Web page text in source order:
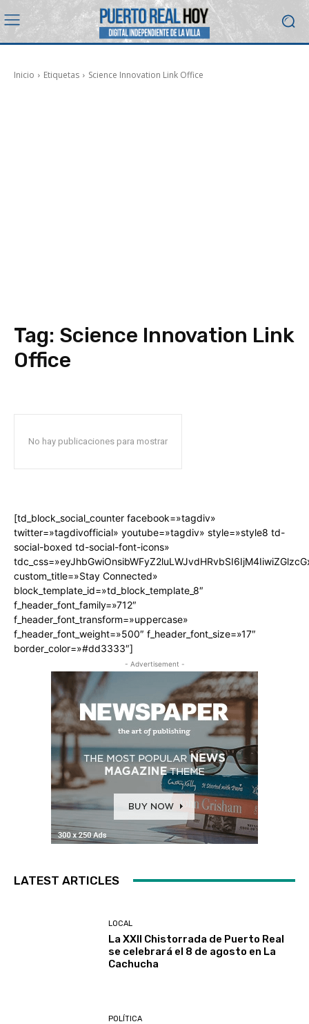
Inicio Etiquetas Science Innovation Link Office
Tag: Science Innovation Link
Office
No hay publicaciones para mostrar
[td_block_social_counter facebook=»tagdiv»
twitter=»tagdivofficial» youtube=»tagdiv» style=»style8 td-
social-boxed td-social-font-icons»
custom_title=»Stay Connected»
block_template_id=»td_block_template_8″
f_header_font_family=»712″
f_header_font_transform=»uppercase»
f_header_font_weight=»500″ f_header_font_size=»17″
border_color=»#dd3333″]
- Advertisement -
LATEST ARTICLES
LOCAL
La XXII Chistorrada de Puerto Real
se celebrará el 8 de agosto en La
Cachucha
POLÍTICA